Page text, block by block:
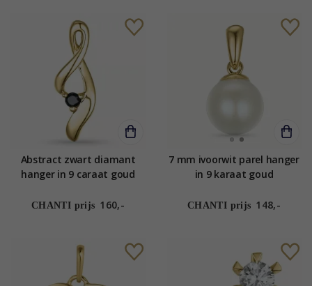
Abstract zwart diamant
hanger in 9 caraat goud
CHANTI prijs 160,-
7 mm ivoorwit parel hanger
in 9 karaat goud
CHANTI prijs 148,-